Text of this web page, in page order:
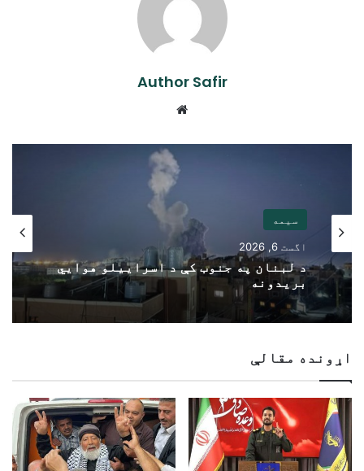
Author Safir
سیمه
اگست 6, 2026
د لبنان په جنوب کې د اسراییلو هوايي
بریدونه
اړونده مقالې